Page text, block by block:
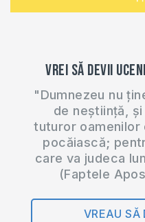
Vrei să devii
"Dumnezeu nu
de neștiință,
tuturor oamenilor
pocăiască;
care va judeca
(Faptele
VREAU SĂ